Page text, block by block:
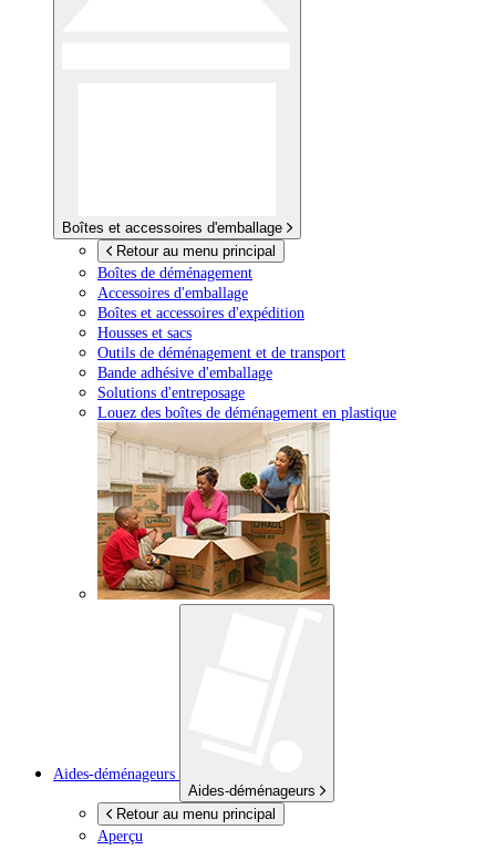
Boîtes et accessoires d'emballage
Retour au menu principal
Boîtes de déménagement
Accessoires d'emballage
Boîtes et accessoires d'expédition
Housses et sacs
Outils de déménagement et de transport
Bande adhésive d'emballage
Solutions d'entreposage
Louez des boîtes de déménagement en plastique
Aides-déménageurs
Aides-déménageurs
Retour au menu principal
Aperçu